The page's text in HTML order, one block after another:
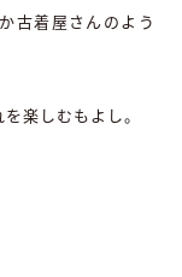
古着屋さんのよう
楽しむもよし。